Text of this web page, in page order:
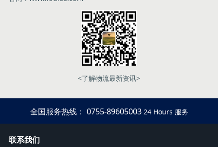
<了解物流最新资讯>
全国服务热线： 0755-89605003 24 Hours 服务
联系我们